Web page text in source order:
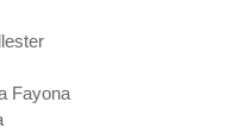
Fayona